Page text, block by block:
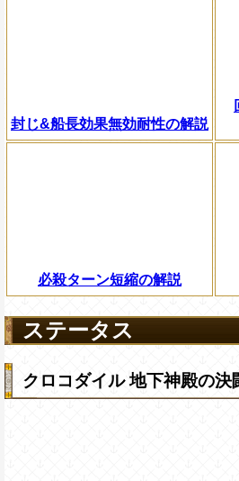
封じ&船長効果無効耐性の解説
必殺ターン短縮の解説
ステータス
クロコダイル 地下神殿の決